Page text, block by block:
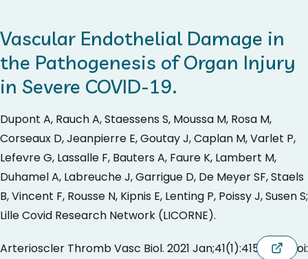
Vascular Endothelial Damage in
the Pathogenesis of Organ Injury
in Severe COVID-19.
Dupont A, Rauch A, Staessens S, Moussa M, Rosa M,
Corseaux D, Jeanpierre E, Goutay J, Caplan M, Varlet P,
Lefevre G, Lassalle F, Bauters A, Faure K, Lambert M,
Duhamel A, Labreuche J, Garrigue D, De Meyer SF, Staels
B, Vincent F, Rousse N, Kipnis E, Lenting P, Poissy J, Susen S;
Lille Covid Research Network (LICORNE).
Arterioscler Thromb Vasc Biol. 2021 Jan;41(1):415-429. doi: